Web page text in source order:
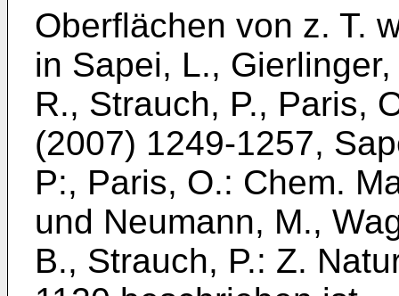
Oberflächen von z. T.
in Sapei, L.,
R., Strauch, P., Paris,
(2007) 1249-1257,
P:, Paris, O.: Chem.
und Neumann, M.,
B., Strauch, P.: Z.